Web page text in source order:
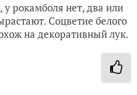
у рокамболя нет, два или
Соцветие белого
на декоративный лук.